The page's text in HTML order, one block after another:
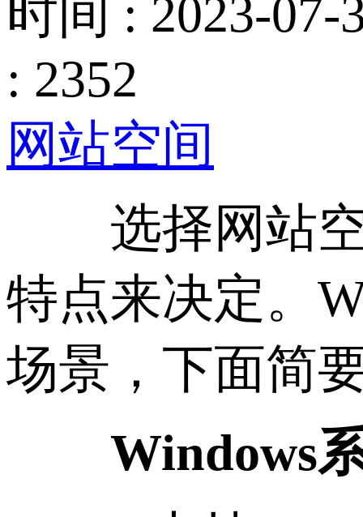
时间 : 2023-07-
: 2352
网站空间
选择网站空
特点来决定。
场景，下面简
Windows